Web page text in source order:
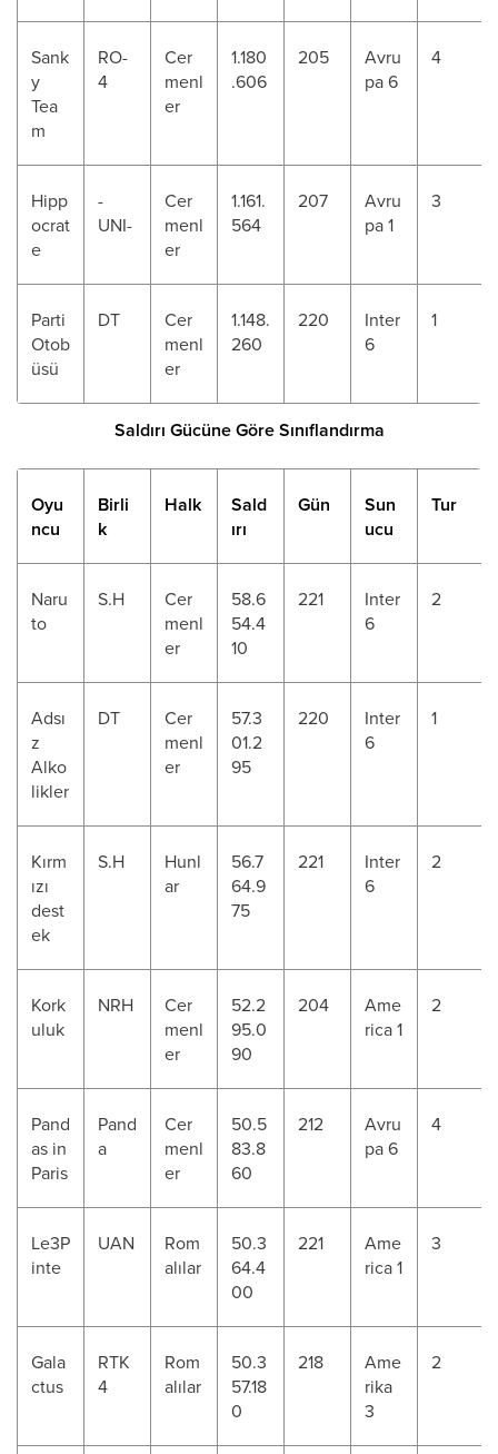
Sank
y
Tea
m
RO-
4
Cer
menl
er
1.180
.606
205
Avru
pa 6
4
Hipp
ocrat
e
-
UNI-
Cer
menl
er
1.161.
564
207
Avru
pa 1
3
Parti
Otob
üsü
DT
Cer
menl
er
1.148.
260
220
Inter
6
1
Saldırı Gücüne Göre Sınıflandırma
Oyu
ncu
Birli
k
Halk
Sald
ırı
Gün
Sun
ucu
Tur
Naru
to
S.H
Cer
menl
er
58.6
54.4
10
221
Inter
6
2
Adsı
z
Alko
likler
DT
Cer
menl
er
57.3
01.2
95
220
Inter
6
1
Kırm
ızı
dest
ek
S.H
Hunl
ar
56.7
64.9
75
221
Inter
6
2
Kork
uluk
NRH
Cer
menl
er
52.2
95.0
90
204
Ame
rica 1
2
Pand
as in
Paris
Pand
a
Cer
menl
er
50.5
83.8
60
212
Avru
pa 6
4
Le3P
inte
UAN
Rom
alılar
50.3
64.4
00
221
Ame
rica 1
3
Gala
ctus
RTK
4
Rom
alılar
50.3
57.18
0
218
Ame
rika
3
2